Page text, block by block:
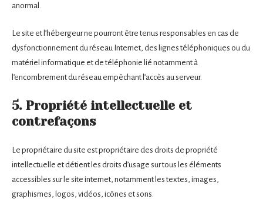
anormal.
Le site et l’hébergeur ne pourront être tenus responsables en cas de
dysfonctionnement du réseau Internet, des lignes téléphoniques ou du
matériel informatique et de téléphonie lié notamment à
l’encombrement du réseau empêchant l’accès au serveur.
5. Propriété intellectuelle et
contrefaçons
Le propriétaire du site est propriétaire des droits de propriété
intellectuelle et détient les droits d’usage sur tous les éléments
accessibles sur le site internet, notamment les textes, images,
graphismes, logos, vidéos, icônes et sons.